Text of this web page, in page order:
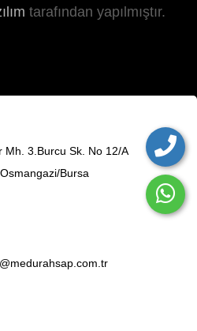
tarafından yapılmıştır.
Mh. 3.Burcu Sk. No 12/A
Osmangazi/Bursa